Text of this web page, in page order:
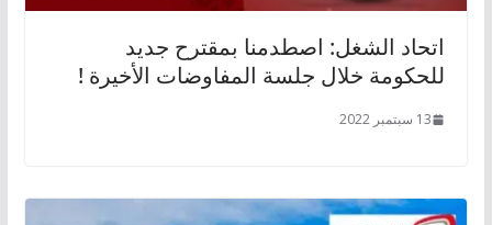
اتحاد الشغل: اصطدمنا بمقترح جديد
للحكومة خلال جلسة المفاوضات الأخيرة !
13 سبتمبر 2022